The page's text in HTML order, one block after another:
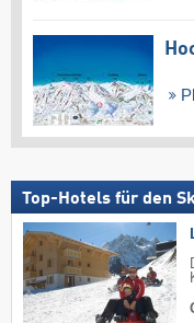
Top-Hotels für den